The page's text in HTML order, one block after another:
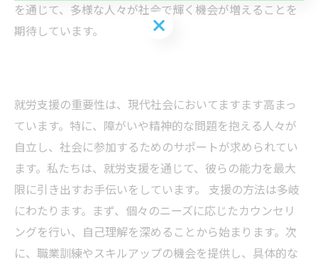
を通じて、多様な人々が社会で輝く機会が増えることを
期待しています。
就労支援の重要性は、現代社会においてますます高まっ
ています。特に、障がいや精神的な問題を抱える人々が
自立し、社会に参加するためのサポートが求められてい
ます。私たちは、就労支援を通じて、彼らの能力を最大
限に引き出すお手伝いをしています。 支援の方法は多岐
にわたります。まず、個々のニーズに応じたカウンセリ
ングを行い、自己理解を深めることから始まります。次
に、職業訓練やスキルアップの機会を提供し、具体的な
お問い合わせはこちら